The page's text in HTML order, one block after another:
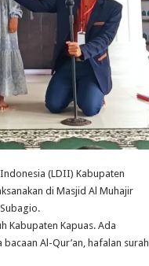
(LDII) Kabupaten
di Masjid Al Muhajir
Kabupaten Kapuas. Ada
Al-Qur’an, hafalan surah